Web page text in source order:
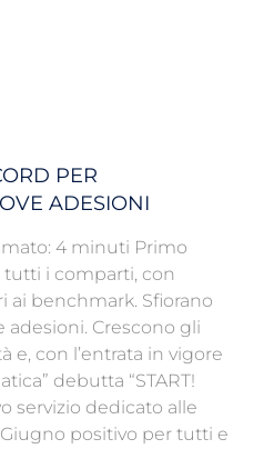
PER
ADESIONI
4 minuti Primo
i comparti, con
ai benchmark. Sfiorano
adesioni. Crescono gli
e, con l’entrata in vigore
debutta “START!
servizio dedicato alle
positivo per tutti e